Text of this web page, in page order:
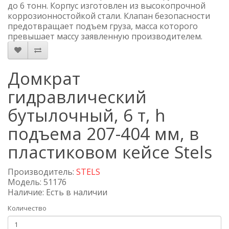
до 6 тонн. Корпус изготовлен из высокопрочной
коррозионностойкой стали. Клапан безопасности
предотвращает подъем груза, масса которого
превышает массу заявленную производителем.
Домкрат
гидравлический
бутылочный, 6 т, h
подъема 207-404 мм, в
пластиковом кейсе Stels
Производитель: STELS
Модель: 51176
Наличие: Есть в наличии
Количество